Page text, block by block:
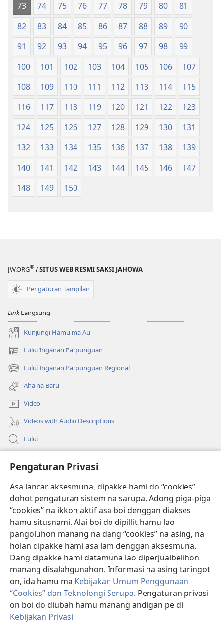
Pengaturan Privasi
Asa lancar aksesmuna, dipakke hami do “cookies”
dohot pengaturan sistem na sarupa. Adong piga-piga
“cookies” na ikkon aktif asa boi denggan diakses
hamu situsnami. Alai boi do dipillit hamu lao
pangoluhon manang na dang “cookies” na asing, na
holan dipakke hami asa lam denggan aksesmuna.
Dang dipakke hami datamuna lao diperjualbelihon
manang disalahgunahon. Informasi na asing taringot
on, ida hamu ma Kebijakan Umum Penggunaan
“Cookies” dan Teknolongi Serupa. Pengaturan privasi
on boi do diubah hamu manang andigan pe di
Kebijakan Privasi.
73
74 75 76 77 78 79 80
81
82
83 84 85 86 87 88 89
90
91
92 93 94 95 96 97 98
99
100
101 102 103 104 105 106
107
108
109 110 111 112 113 114
115
116
117 118 119 120 121 122
123
124
125 126 127 128 129 130
131
132
133 134 135 136 137 138
139
140
141 142 143 144 145 146
147
148
149 150
JW.ORG® / SITUS WEB RESMI SAKSI JAHOWA
Pengaturan Tampilan
LinkLangsung
Kunjungi Hamu ma Au
Lului Inganan Parpunguan
(opens
new
window)
Lului Inganan Parpunguan Regional
(opens
new
window)
Aha na Baru
Video
Videos with Audio Descriptions
Lului
(opens
new
window)PERPUSTAKAAN ONLINE Joujou Paboahon™
(opens
new
window)JW Hub
(opens
new
window)JW Library ®
Copyright© 2026 Watch Tower Bible and Tract Society of Pennsylvania.
ATURAN LAO MAMAKKE